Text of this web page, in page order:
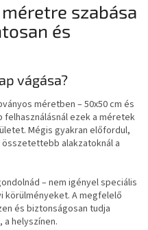
szabása
és
vágása?
méretben – 50x50 cm és
felhasználásnál ezek a méretek
Mégis gyakran előfordul,
alakzatoknál a
– nem igényel speciális
körülményeket. A megfelelő
és biztonságosan tudja
helyszínen.